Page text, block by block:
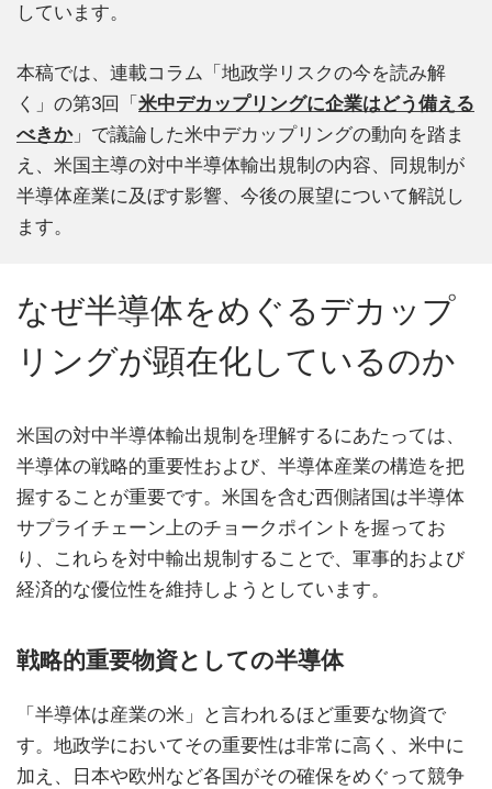
しています。
本稿では、連載コラム「地政学リスクの今を読み解
く」の第3回「 米中デカップリングに企業はどう備える
べきか」で議論した米中デカップリングの動向を踏ま
え、米国主導の対中半導体輸出規制の内容、同規制が
半導体産業に及ぼす影響、今後の展望について解説し
ます。
なぜ半導体をめぐるデカップ
リングが顕在化しているのか
米国の対中半導体輸出規制を理解するにあたっては、
半導体の戦略的重要性および、半導体産業の構造を把
握することが重要です。米国を含む西側諸国は半導体
サプライチェーン上のチョークポイントを握ってお
り、これらを対中輸出規制することで、軍事的および
経済的な優位性を維持しようとしています。
戦略的重要物資としての半導体
「半導体は産業の米」と言われるほど重要な物資で
す。地政学においてその重要性は非常に高く、米中に
加え、日本や欧州など各国がその確保をめぐって競争